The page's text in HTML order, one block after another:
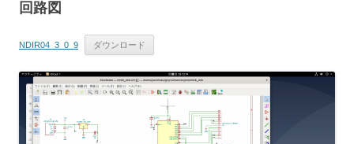
回路図
NDIR04_3_0_9 ダウンロード